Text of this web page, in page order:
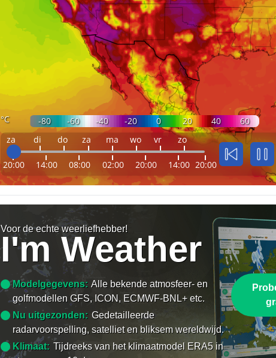
°C -80 -60 -40 -20 0 20 40
60
za
di do za ma wo vr zo
20:00 14:00 08:00 02:00 20:00 14:00 20:00
Voor de echte weerliefhebber!
I'm Weather
Modelgegevens: Alle bekende atmosfeer- en
golfmodellen GFS, ICON, ECMWF-BNL+ etc.
Nu uitgezonden: Gedetailleerde
radarvoorspelling, satelliet en bliksem wereldwijd.
Klimaat: Tijdreeks van het klimaatmodel ERA5 in